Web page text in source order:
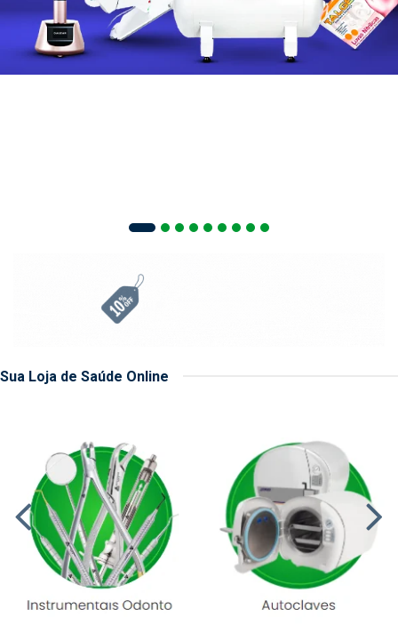
Sua Loja de Saúde Online